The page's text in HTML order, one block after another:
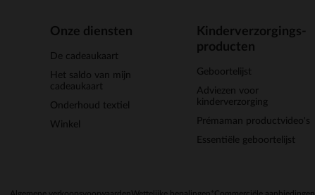
Onze diensten
De cadeaukaart
Het saldo van mijn
cadeaukaart
Onderhoud textiel
Winkel
Kinderverzorgings-
producten
Geboortelijst
Adviezen voor
kinderverzorging
Prémaman productvideo's
Essentiële geboortelijst